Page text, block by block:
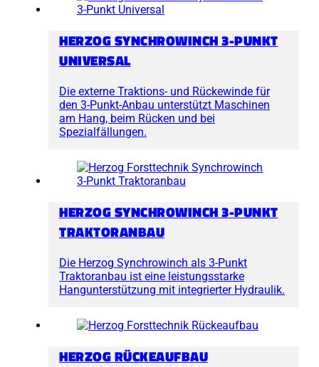
HERZOG SYNCHROWINCH 3-PUNKT
UNIVERSAL
Die externe Traktions- und Rückewinde für
den 3-Punkt-Anbau unterstützt Maschinen
am Hang, beim Rücken und bei
Spezialfällungen.
HERZOG SYNCHROWINCH 3-PUNKT
TRAKTORANBAU
Die Herzog Synchrowinch als 3-Punkt
Traktoranbau ist eine leistungsstarke
Hangunterstützung mit integrierter Hydraulik.
HERZOG RÜCKEAUFBAU